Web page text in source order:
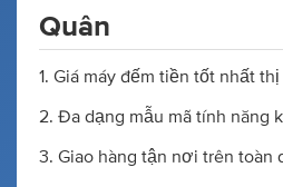
Quân
1. Giá máy đếm tiền tốt nhất
2. Đa dạng mẫu mã tính năng
3. Giao hàng tận nơi trên toàn